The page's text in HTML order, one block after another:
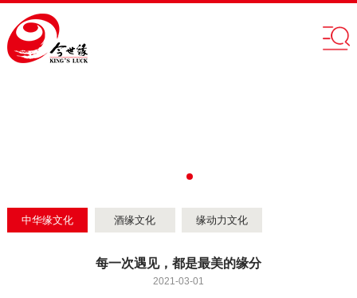
中华缘文化 酒缘文化 缘动力文化
每一次遇见，都是最美的缘分
2021-03-01